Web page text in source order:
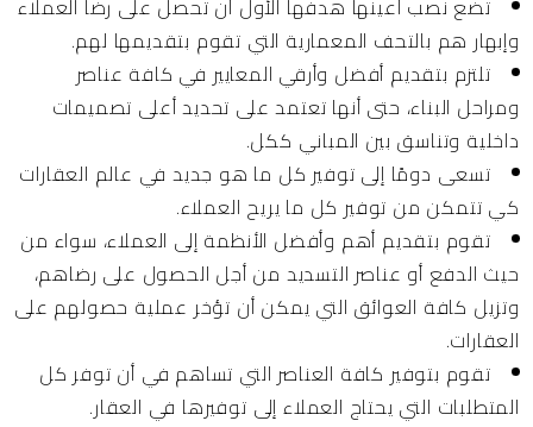
تضع نصب أعينها هدفها الأول أن تحصل على رضا العملاء
وإبهار هم بالتحف المعمارية التي تقوم بتقديمها لهم.
تلتزم بتقديم أفضل وأرقي المعايير في كافة عناصر
ومراحل البناء، حتى أنها تعتمد على تحديد أعلى تصميمات
داخلية وتناسق بين المباني ككل.
تسعى دومًا إلى توفير كل ما هو جديد في عالم العقارات
كي تتمكن من توفير كل ما يريح العملاء.
تقوم بتقديم أهم وأفضل الأنظمة إلى العملاء، سواء من
حيث الدفع أو عناصر التسديد من أجل الحصول على رضاهم،
وتزيل كافة العوائق التي يمكن أن تؤخر عملية حصولهم على
العقارات.
تقوم بتوفير كافة العناصر التي تساهم في أن توفر كل
المتطلبات التي يحتاج العملاء إلى توفيرها في العقار.